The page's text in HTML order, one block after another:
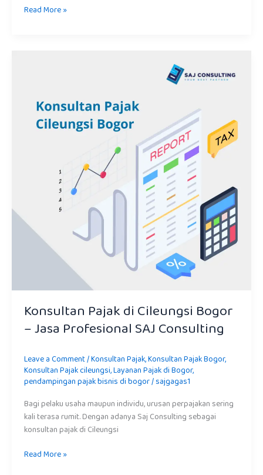
Read More »
Konsultan Pajak di Cileungsi Bogor
– Jasa Profesional SAJ Consulting
Leave a Comment/Konsultan Pajak,Konsultan Pajak Bogor,
Konsultan Pajak cileungsi,Layanan Pajak di Bogor,
pendampingan pajak bisnis di bogor/sajgagas1
Bagi pelaku usaha maupun individu, urusan perpajakan sering
kali terasa rumit. Dengan adanya Saj Consulting sebagai
konsultan pajak di Cileungsi
Bogor
Consulting
Read More »